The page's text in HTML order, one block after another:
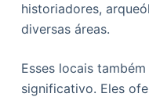
historiadores,
diversas áreas.
Esses locais
significativo. Eles